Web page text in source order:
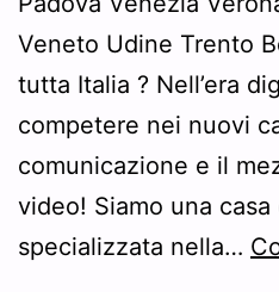
Veneto Udine Trento
tutta Italia ? Nell’era
competere nei nuovi
comunicazione e il
video! Siamo una
specializzata nella…